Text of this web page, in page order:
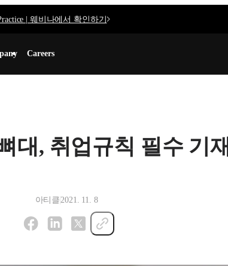
| 웨비나에서 확인하기
Careers
대, 취업규칙 필수 기
아티클2021. 11. 8